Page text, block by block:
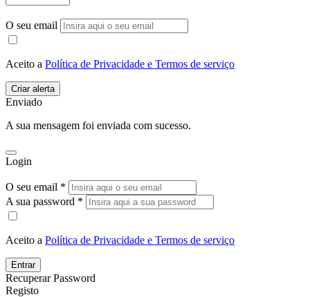
O seu email
Aceito a Política de Privacidade e Termos de serviço
Enviado
A sua mensagem foi enviada com sucesso.
Login
O seu email *
A sua password *
Aceito a Política de Privacidade e Termos de serviço
Entrar
Recuperar Password
Registo